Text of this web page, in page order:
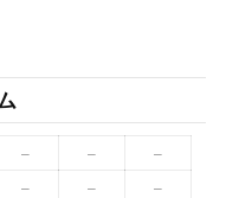
– –
–
– – –